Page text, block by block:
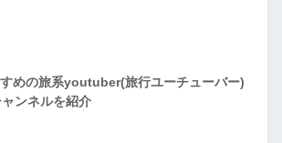
めの旅系youtuber(旅行ユーチューバー)
ンネルを紹介